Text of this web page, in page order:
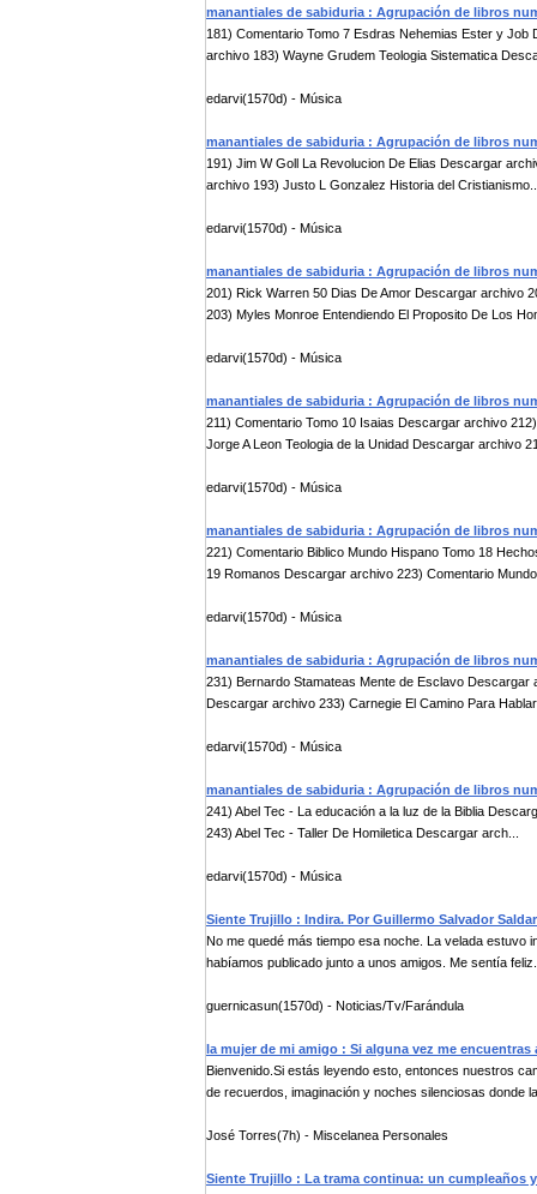
manantiales de sabiduria : Agrupación de libros
181) Comentario Tomo 7 Esdras Nehemias Ester y
archivo 183) Wayne Grudem Teologia Sistematica
edarvi(1570d) - Música
manantiales de sabiduria : Agrupación de libros
191) Jim W Goll La Revolucion De Elias Descargar
archivo 193) Justo L Gonzalez Historia del
edarvi(1570d) - Música
manantiales de sabiduria : Agrupación de libros
201) Rick Warren 50 Dias De Amor Descargar archivo
203) Myles Monroe Entendiendo El Proposito De Los
edarvi(1570d) - Música
manantiales de sabiduria : Agrupación de libros
211) Comentario Tomo 10 Isaias Descargar archivo
Jorge A Leon Teologia de la Unidad Descargar archivo
edarvi(1570d) - Música
manantiales de sabiduria : Agrupación de libros
221) Comentario Biblico Mundo Hispano Tomo 18
19 Romanos Descargar archivo 223) Comentario
edarvi(1570d) - Música
manantiales de sabiduria : Agrupación de libros
231) Bernardo Stamateas Mente de Esclavo
Descargar archivo 233) Carnegie El Camino Para
edarvi(1570d) - Música
manantiales de sabiduria : Agrupación de libros
241) Abel Tec - La educación a la luz de la Biblia
243) Abel Tec - Taller De Homiletica Descargar arch...
edarvi(1570d) - Música
Siente Trujillo : Indira. Por Guillermo Salvador
No me quedé más tiempo esa noche. La velada estuvo
habíamos publicado junto a unos amigos. Me sentía
guernicasun(1570d) - Noticias/Tv/Farándula
la mujer de mi amigo : Si alguna vez me encuentras
Bienvenido.Si estás leyendo esto, entonces nuestros
de recuerdos, imaginación y noches silenciosas donde
José Torres(7h) - Miscelanea Personales
Siente Trujillo : La trama continua: un cumpleaños